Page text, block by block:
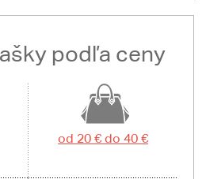
podľa ceny
od 20 € do 40 €